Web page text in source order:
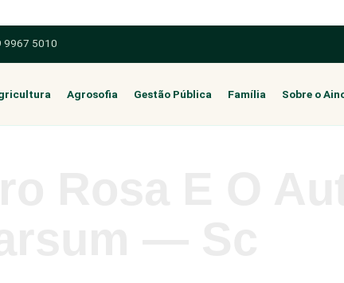
9967 5010
Agrosofia Gestão Pública Família Sobre o